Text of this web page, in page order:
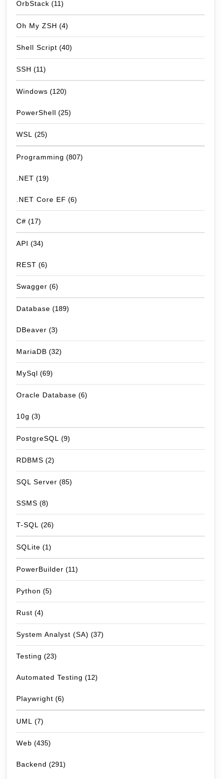
OrbStack (11)
Oh My ZSH (4)
Shell Script (40)
SSH (11)
Windows (120)
PowerShell (25)
WSL (25)
Programming (807)
.NET (19)
.NET Core EF (6)
C# (17)
API (34)
REST (6)
Swagger (6)
Database (189)
DBeaver (3)
MariaDB (32)
MySql (69)
Oracle Database (6)
10g (3)
PostgreSQL (9)
RDBMS (2)
SQL Server (85)
SSMS (8)
T-SQL (26)
SQLite (1)
PowerBuilder (11)
Python (5)
Rust (4)
System Analyst (SA) (37)
Testing (23)
Automated Testing (12)
Playwright (6)
UML (7)
Web (435)
Backend (291)